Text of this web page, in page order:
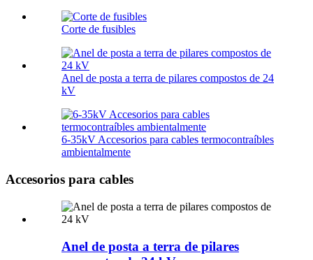
Corte de fusibles
Anel de posta a terra de pilares compostos de 24
kV
6-35kV Accesorios para cables termocontraíbles
ambientalmente
Accesorios para cables
Anel de posta a terra de pilares